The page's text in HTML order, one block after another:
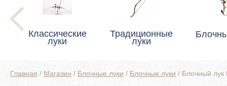
Классические
луки
Традиционные
луки
Главная / Магазин / Блочные луки / Блочные луки / Блочный лук